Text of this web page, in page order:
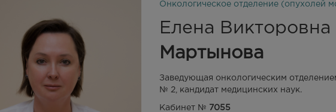
Онкологическое отделение (опухолей
Елена Викторовна
Мартынова
Заведующая онкологическим
№ 2, кандидат медицинских наук.
Кабинет № 7055